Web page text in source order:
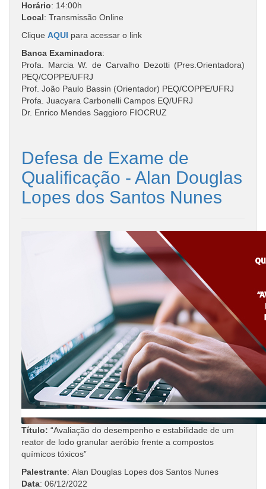
Horário: 14:00h
Local: Transmissão Online
Clique AQUI para acessar o link
Banca Examinadora:
Profa. Marcia W. de Carvalho Dezotti (Pres.Orientadora)
PEQ/COPPE/UFRJ
Prof. João Paulo Bassin (Orientador) PEQ/COPPE/UFRJ
Profa. Juacyara Carbonelli Campos EQ/UFRJ
Dr. Enrico Mendes Saggioro FIOCRUZ
Defesa de Exame de
Qualificação - Alan Douglas
Lopes dos Santos Nunes
Título: “Avaliação do desempenho e estabilidade de um
reator de lodo granular aeróbio frente a compostos
químicos tóxicos”
Palestrante: Alan Douglas Lopes dos Santos Nunes
Data: 06/12/2022